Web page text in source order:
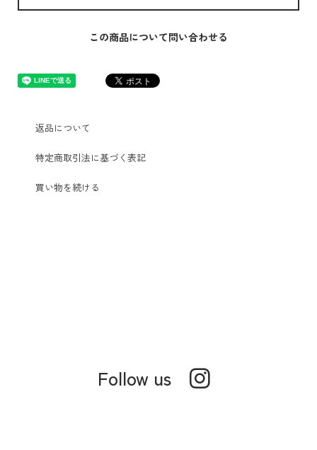
この商品について問い合わせる
返品について
特定商取引法に基づく表記
買い物を続ける
Follow us